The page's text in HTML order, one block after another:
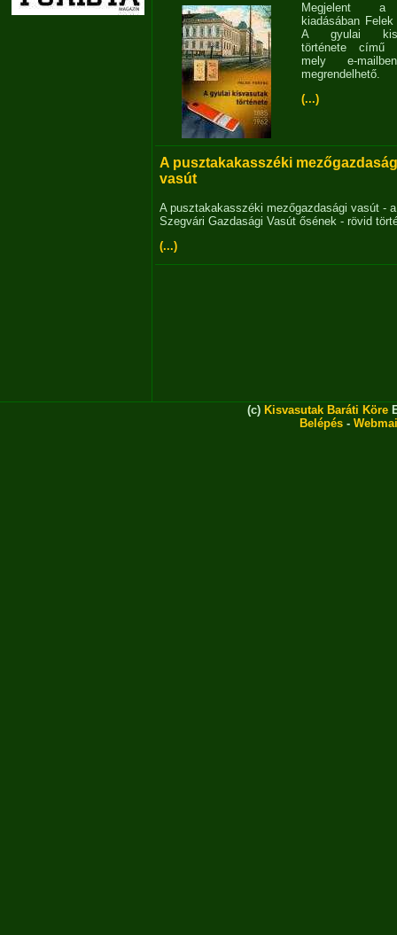
Megjelent
kiadásában
A gyulai
története című
mely e-
megrendelhető.
(...)
A pusztakakasszéki
vasút
A pusztakakasszéki mezőgazdasági vasút - a
Szegvári Gazdasági Vasút ősének - rövid
(...)
(c) Kisvasutak Baráti Köre
Belépés -